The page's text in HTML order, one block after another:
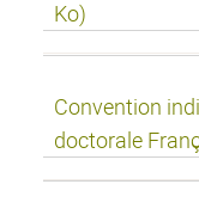
Ko)
Convention
doctorale